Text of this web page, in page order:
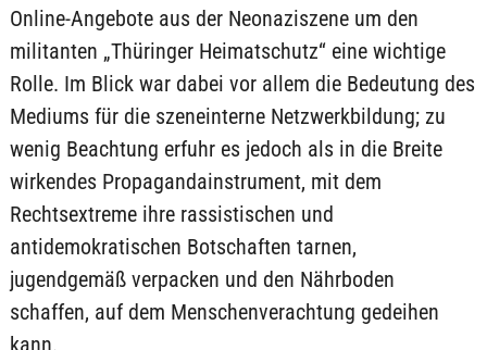
Online-Angebote aus der Neonaziszene um den
militanten „Thüringer Heimatschutz“ eine wichtige
Rolle. Im Blick war dabei vor allem die Bedeutung des
Mediums für die szeneinterne Netzwerkbildung; zu
wenig Beachtung erfuhr es jedoch als in die Breite
wirkendes Propagandainstrument, mit dem
Rechtsextreme ihre rassistischen und
antidemokratischen Botschaften tarnen,
jugendgemäß verpacken und den Nährboden
schaffen, auf dem Menschenverachtung gedeihen
kann.